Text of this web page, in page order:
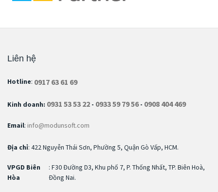
Liên hệ
Hotline: 0917 63 61 69
Kinh doanh: 0931 53 53 22 - 0933 59 79 56- 0908 404 469
Email: info@modunsoft.com
Địa chỉ: 422 Nguyễn Thái Sơn, Phường 5, Quận Gò Vấp, HCM.
VPGD Biên
Hòa
: F30 Đường D3, Khu phố 7, P. Thống Nhất, TP. Biên Hoà,
Đồng Nai.